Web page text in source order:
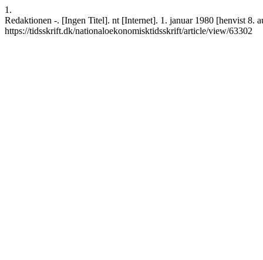
1.
Redaktionen -. [Ingen Titel]. nt [Internet]. 1. januar 1980 [henvist 8.
https://tidsskrift.dk/nationaloekonomisktidsskrift/article/view/63302